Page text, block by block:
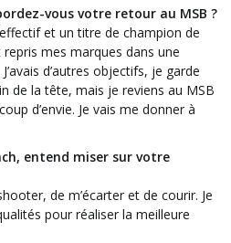
vous votre retour au MSB ?
et un titre de champion de
repris mes marques dans une
d’autres objectifs, je garde
de la tête, mais je reviens au MSB
d’envie. Je vais me donner à
entend miser sur votre
de m’écarter et de courir. Je
pour réaliser la meilleure